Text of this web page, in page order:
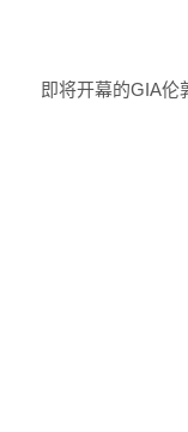
即将开幕的GIA伦